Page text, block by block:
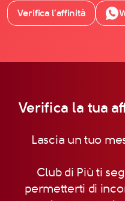
Verifica l’affinità
Verifica la tua
Lascia un tuo
Club di Più ti
permetterti di